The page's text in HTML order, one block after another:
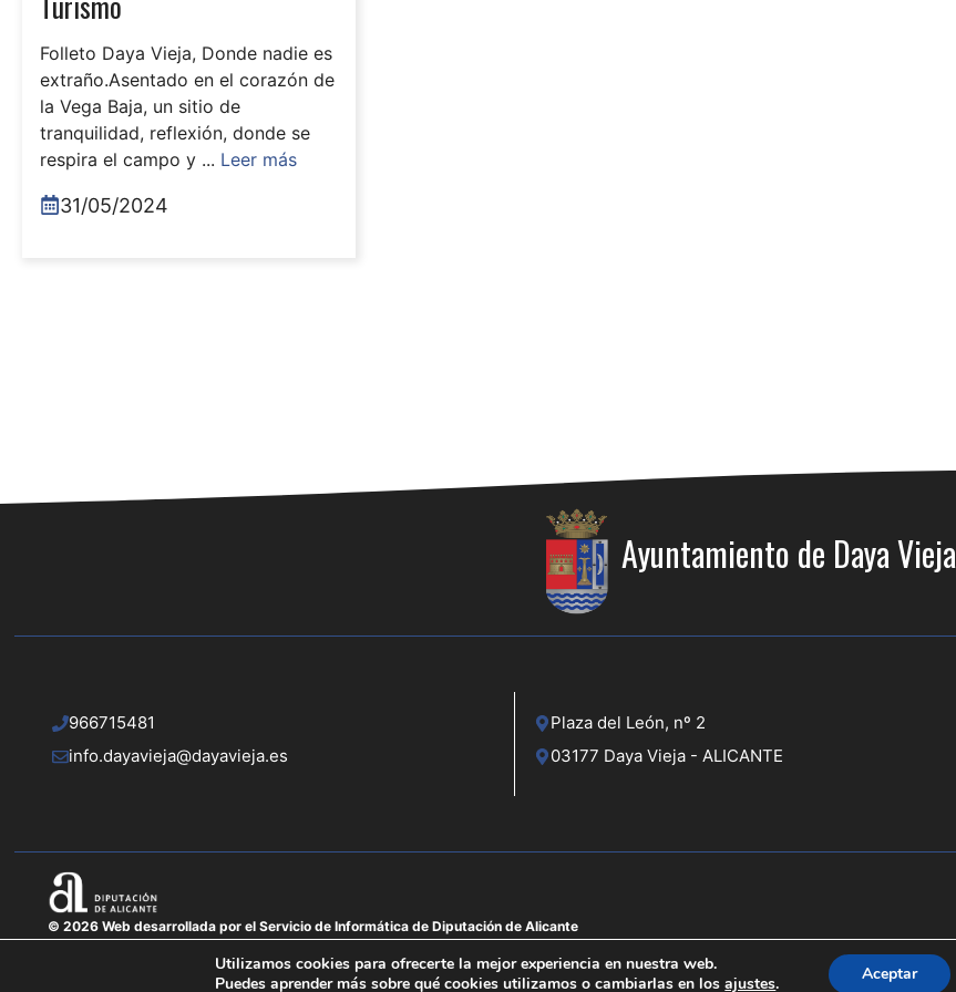
Folleto Daya Vieja, Donde nadie es
extraño.Asentado en el corazón de
la Vega Baja, un sitio de
tranquilidad, reflexión, donde se
respira el campo y ... Leer más
31/05/2024
Ayuntamiento de Daya Vieja
966715481
info.dayavieja@dayavieja.es
Plaza del León, nº 2
03177 Daya Vieja - ALICANTE
© 2026 Web desarrollada por el Servicio de Informática de Diputación de Alicante
Utilizamos cookies para ofrecerte la mejor experiencia en nuestra web.
Puedes aprender más sobre qué cookies utilizamos o cambiarlas en losajustes. Aceptar